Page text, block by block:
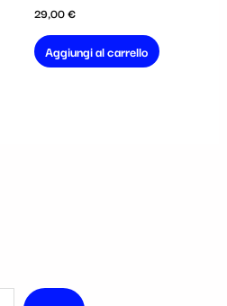
29,00€
Aggiungi al carrello